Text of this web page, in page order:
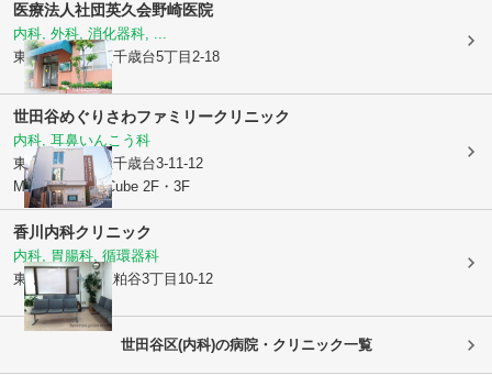
医療法人社団英久会野崎医院
内科, 外科, 消化器科, ...
東京都世田谷区千歳台5丁目2-18
世田谷めぐりさわファミリークリニック
内科, 耳鼻いんこう科
東京都世田谷区千歳台3-11-12
MYT Doctors’ Cube 2F・3F
香川内科クリニック
内科, 胃腸科, 循環器科
東京都世田谷区 粕谷3丁目10-12
世田谷区(内科)の病院・クリニック一覧